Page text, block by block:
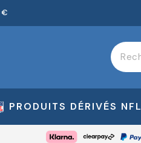
€
PRODUITS DÉRIVÉS NFL